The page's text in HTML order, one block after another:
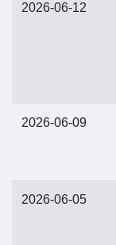
2026-06-12
2026-06-09
2026-06-05